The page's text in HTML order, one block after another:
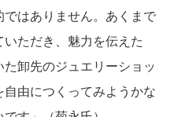
はありません。あくまで
ただき、魅力を伝えた
卸先のジュエリーショッ
由につくってみようかな